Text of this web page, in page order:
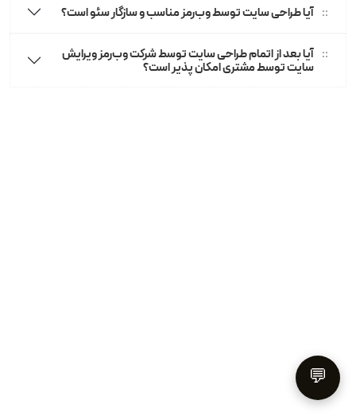
آیا طراحی سایت توسط وب‌رمز مناسب و سازگار سئو است؟
آیا بعد از اتمام طراحی سایت توسط شرکت وب‌رمز ویرایش
سایت توسط مشتری امکان پذیر است؟
💬